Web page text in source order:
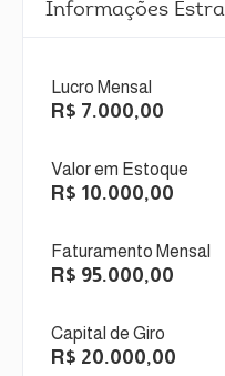
Informações
Lucro Mensal
R$ 7.000,00
Valor em Estoque
R$ 10.000,00
Faturamento Mensal
R$ 95.000,00
Capital de Giro
R$ 20.000,00